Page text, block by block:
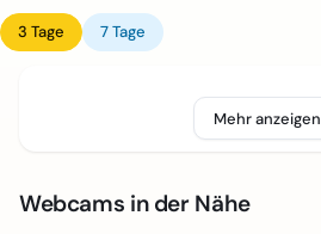
3 Tage 7 Tage
Mehr anzeigen
Webcams in der Nähe